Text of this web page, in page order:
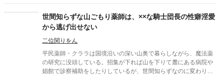
世間知らずな山ごもり薬師は、××な騎士団長の性癖淫愛
から逃げ出せない
二位関りをん
平民薬師・クララは国境沿いの深い山奥で暮らしながら、魔法薬
の研究に没頭している。招集が下れば山を下りて麓にある病院や
娼館で診察補助をしたりしているが、世間知らずなのに変わりは